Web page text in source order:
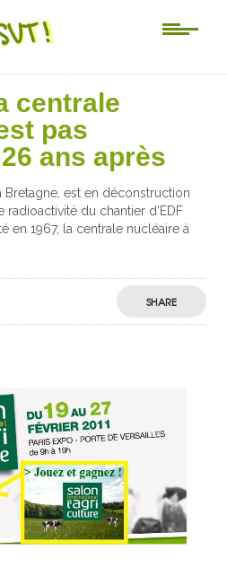
centrale
pas
ans après
Bretagne, est en déconstruction
radioactivité du chantier d’EDF
en 1967, la centrale nucléaire à
SHARE